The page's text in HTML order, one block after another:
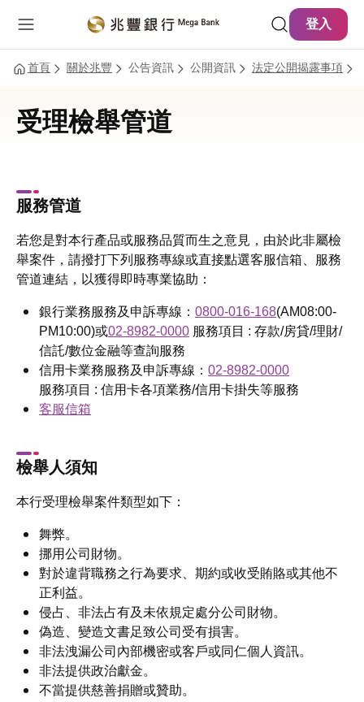
登入
首頁 關於兆豐 公告資訊 公開資訊 法定公開揭露事項
受理檢舉管道
服務管道
若您是對本行產品或服務品質而生之意見，由於此非屬檢
舉案件，請撥打下列服務專線或直接點選客服信箱、服務
管道連結，以獲得即時專業協助：
銀行業務服務及申訴專線： 0800-016-168(AM08:00-
PM10:00)或02-8982-0000 服務項目 : 存款/房貸/理財/
信託/數位金融等查詢服務
信用卡業務服務及申訴專線： 02-8982-0000
服務項目 : 信用卡各項業務/信用卡掛失等服務
客服信箱
檢舉人須知
本行受理檢舉案件類型如下：
舞弊。
挪用公司財物。
對於違背職務之行為要求、期約或收受賄賂或其他不
正利益。
侵占、非法占有及未依規定處分公司財物。
偽造、變造文書足致公司受有損害。
非法洩漏公司內部機密或客戶或同仁個人資訊。
非法提供政治獻金。
不當提供慈善捐贈或贊助。